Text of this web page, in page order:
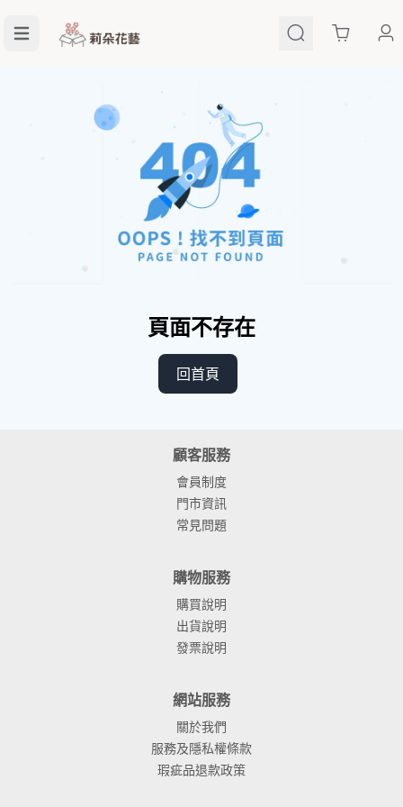
Cart
頁面不存在
回首頁
顧客服務
會員制度
門市資訊
常見問題
購物服務
購買說明
出貨說明
發票說明
網站服務
關於我們
服務及隱私權條款
瑕疵品退款政策